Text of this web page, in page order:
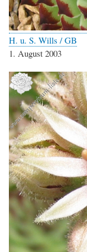
H. u. S. Wills / GB
1. August 2003